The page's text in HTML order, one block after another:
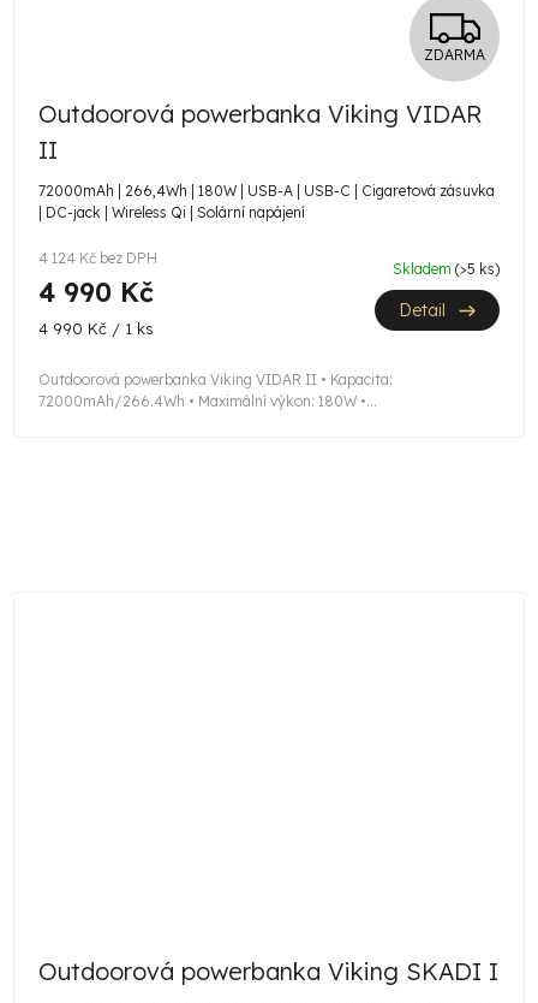
Z
D
A
R
A
ZDARMA
Outdoorová powerbanka Viking VIDAR
II
72000mAh | 266,4Wh | 180W | USB-A | USB-C | Cigaretová zásuvka
| DC-jack | Wireless Qi | Solární napájení
4 124 Kč bez DPH
4 990 Kč
Měrná
4 990 Kč / 1 ks
Skladem (>5 ks)
Detail
Outdoorová powerbanka Viking VIDAR II • Kapacita:
72000mAh/266.4Wh • Maximální výkon: 180W •...
Outdoorová powerbanka Viking SKADI I